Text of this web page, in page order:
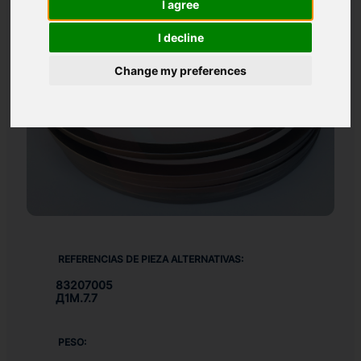
I agree
I decline
Change my preferences
REFERENCIAS DE PIEZA ALTERNATIVAS:
83207005
Д1М.7.7
PESO: